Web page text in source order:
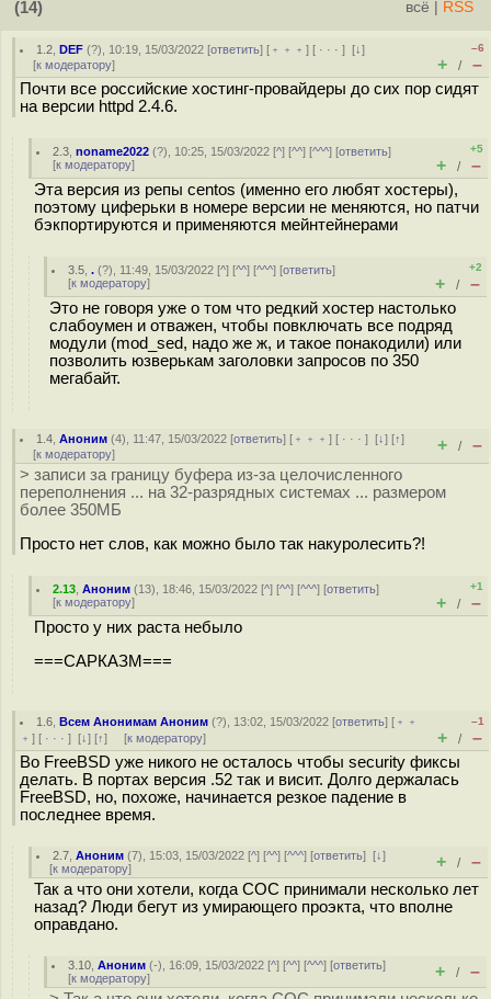
(14) всё RSS
1.2 ,DEF (?), 10:19, 15/03/2022 [ответить] [ ﹢﹢﹢] [ · · ·][↓]
[к модератору]
–6
+ / –
Почти все российские хостинг-провайдеры до сих пор сидят
на версии httpd 2.4.6.
2.3 ,noname2022 (?), 10:25, 15/03/2022 [^] [^^] [^^^] [ответить]
[к модератору]
+5
+ / –
Эта версия из репы centos (именно его любят хостеры),
поэтому циферьки в номере версии не меняются, но патчи
бэкпортируются и применяются мейнтейнерами
3.5 ,. (?), 11:49, 15/03/2022 [^] [^^] [^^^] [ответить]
[к модератору]
+2
+ / –
Это не говоря уже о том что редкий хостер настолько
слабоумен и отважен, чтобы повключать все подряд
модули (mod_sed, надо же ж, и такое понакодили) или
позволить юзверькам заголовки запросов по 350
мегабайт.
1.4 ,Аноним (4), 11:47, 15/03/2022 [ответить] [ ﹢﹢﹢] [ · · ·][↓] [↑]
[к модератору] + / –
> записи за границу буфера из-за целочисленного
переполнения ... на 32-разрядных системах ... размером
более 350МБ
Просто нет слов, как можно было так накуролесить?!
2.13 ,Аноним (13), 18:46, 15/03/2022 [^] [^^] [^^^] [ответить]
[к модератору]
+1
+ / –
Просто у них раста небыло
===САРКАЗМ===
1.6 ,Всем Анонимам Аноним (?), 13:02, 15/03/2022 [ответить] [ ﹢﹢
﹢ ] [ · · · ] [↓] [↑] [к модератору]
–1
+ / –
Во FreeBSD уже никого не осталось чтобы security фиксы
делать. В портах версия .52 так и висит. Долго держалась
FreeBSD, но, похоже, начинается резкое падение в
последнее время.
2.7 ,Аноним (7), 15:03, 15/03/2022 [^] [^^] [^^^] [ответить][↓]
[к модератору] + / –
Так а что они хотели, когда COC принимали несколько лет
назад? Люди бегут из умирающего проэкта, что вполне
оправдано.
3.10 ,Аноним (-), 16:09, 15/03/2022 [^] [^^] [^^^] [ответить]
[к модератору] + / –